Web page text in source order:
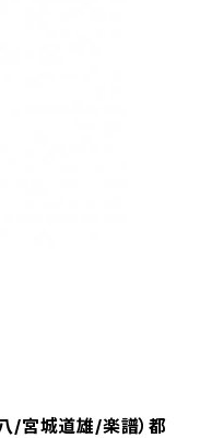
/宮城道雄/楽譜）都